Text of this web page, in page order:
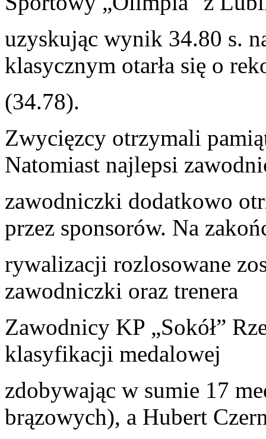
uzyskując wynik 34.80 s.
klasycznym otarła się o
(34.78).
Zwycięzcy otrzymali
Natomiast najlepsi
zawodniczki dodatkowo
przez sponsorów. Na
rywalizacji rozlosowane
zawodniczki oraz trenera
Zawodnicy KP „Sokół”
klasyfikacji medalowej
zdobywając w sumie 17
brązowych), a Hubert